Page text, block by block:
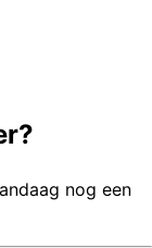
nog een